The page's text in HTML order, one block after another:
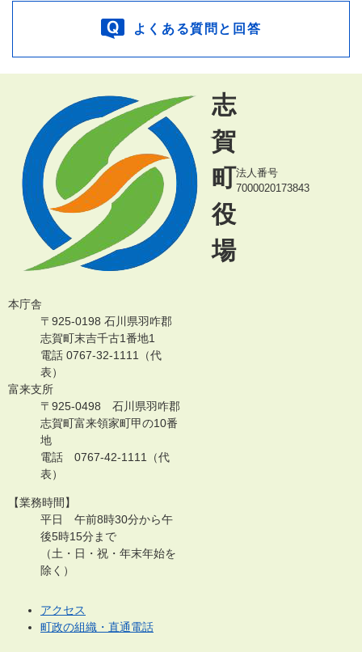
よくある質問と回答
志
賀
町
役
場
法人番号
7000020173843
本庁舎
〒925-0198 石川県羽咋郡
志賀町末吉千古1番地1
電話 0767-32-1111（代
表）
富来支所
〒925-0498 石川県羽咋郡
志賀町富来領家町甲の10番
地
電話 0767-42-1111（代
表）
【業務時間】
平日 午前8時30分から午
後5時15分まで
（土・日・祝・年末年始を
除く）
アクセス
町政の組織・直通電話